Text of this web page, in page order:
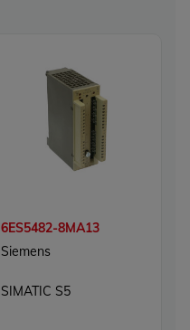
6ES5482-8MA13
Siemens
SIMATIC S5